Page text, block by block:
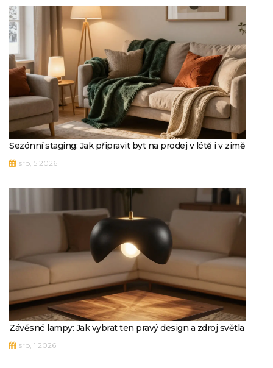
Sezónní staging: Jak připravit byt na prodej v létě i v zimě
srp, 5 2026
Závěsné lampy: Jak vybrat ten pravý design a zdroj světla
srp, 1 2026